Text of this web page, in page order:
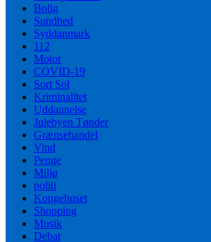
Bolig
Sundhed
Syddanmark
112
Motor
COVID-19
Sort Sol
Kriminalitet
Uddannelse
Julebyen Tønder
Grænsehandel
Vind
Penge
Miljø
politi
Kongehuset
Shopping
Musik
Debat